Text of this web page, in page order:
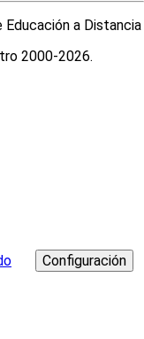
2000-2026.